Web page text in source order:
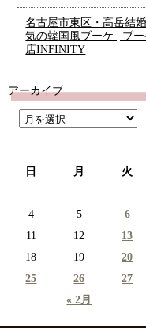
名古屋市東区・高岳結
気の韓国風ブーケ | ブ
店INFINITY
アーカイブ
日 月 火
« 2月
4
5 6
11
12 13
18
19 20
25
26 27